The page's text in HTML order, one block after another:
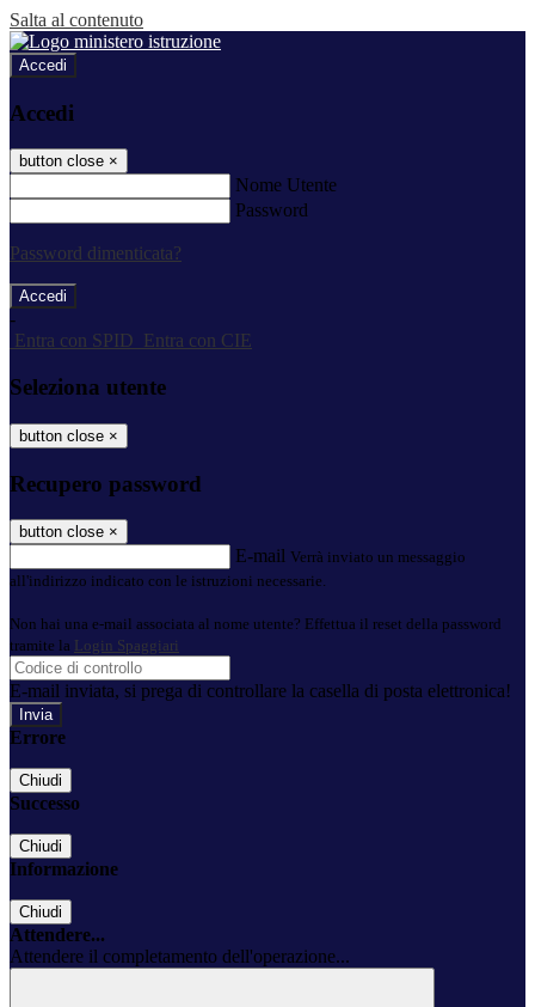
Salta al contenuto
Accedi
Accedi
button close ×
Nome Utente
Password
Password dimenticata?
-
Entra con SPID
Entra con CIE
Seleziona utente
button close ×
Recupero password
button close ×
E-mail Verrà inviato un messaggio
all'indirizzo indicato con le istruzioni necessarie.
Non hai una e-mail associata al nome utente? Effettua il reset della password
tramite la Login Spaggiari
E-mail inviata, si prega di controllare la casella di posta elettronica!
Errore
Chiudi
Successo
Chiudi
Informazione
Chiudi
Attendere...
Attendere il completamento dell'operazione...